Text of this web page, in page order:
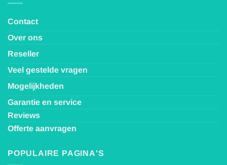
Contact
Over ons
Reseller
Veel gestelde vragen
Mogelijkheden
Garantie en service
Reviews
Offerte aanvragen
POPULAIRE PAGINA'S